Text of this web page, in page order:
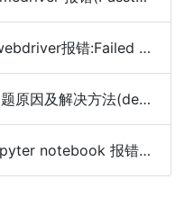
descriptor from node connection解决方法
、encode()、raw_input())
preloads: Could not find renderer解决方法